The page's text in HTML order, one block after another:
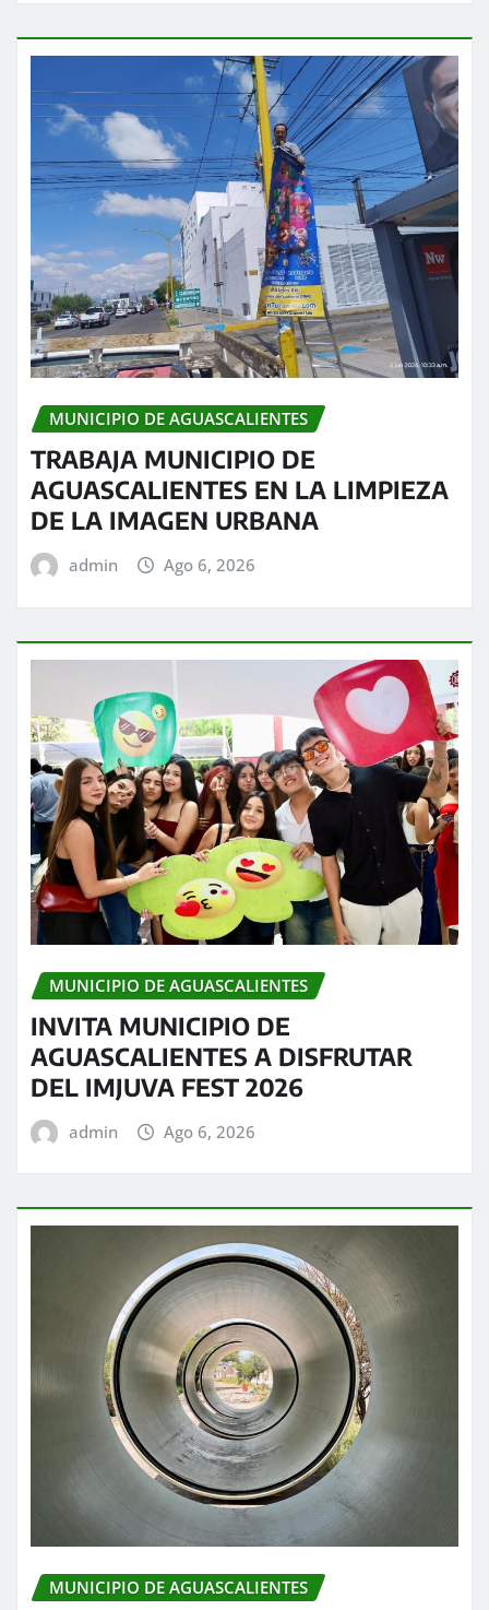
MUNICIPIO DE AGUASCALIENTES
TRABAJA MUNICIPIO DE
AGUASCALIENTES EN LA LIMPIEZA
DE LA IMAGEN URBANA
admin Ago 6, 2026
MUNICIPIO DE AGUASCALIENTES
INVITA MUNICIPIO DE
AGUASCALIENTES A DISFRUTAR
DEL IMJUVA FEST 2026
admin Ago 6, 2026
MUNICIPIO DE AGUASCALIENTES